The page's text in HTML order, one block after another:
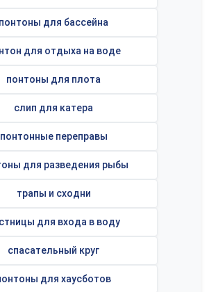
понтоны для бассейна
для отдыха на воде
понтоны для плота
слип для катера
понтонные переправы
для разведения рыбы
трапы и сходни
для входа в воду
спасательный круг
для хаусботов